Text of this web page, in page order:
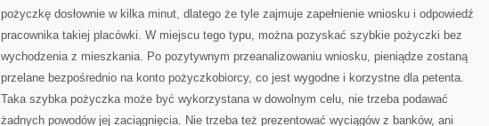
pożyczkę dosłownie w kilka minut, dlatego że tyle zajmuje zapełnienie wniosku i odpowiedź
pracownika takiej placówki. W miejscu tego typu, można pozyskać szybkie pożyczki bez
wychodzenia z mieszkania. Po pozytywnym przeanalizowaniu wniosku, pieniądze zostaną
przelane bezpośrednio na konto pożyczkobiorcy, co jest wygodne i korzystne dla petenta.
Taka szybka pożyczka może być wykorzystana w dowolnym celu, nie trzeba podawać
żadnych powodów jej zaciągnięcia. Nie trzeba też prezentować wyciągów z banków, ani